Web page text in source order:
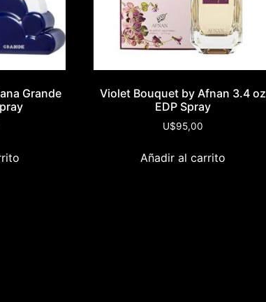
Grande
Violet Bouquet by Afnan 3.4 oz
EDP Spray
U$95,00
Añadir al carrito